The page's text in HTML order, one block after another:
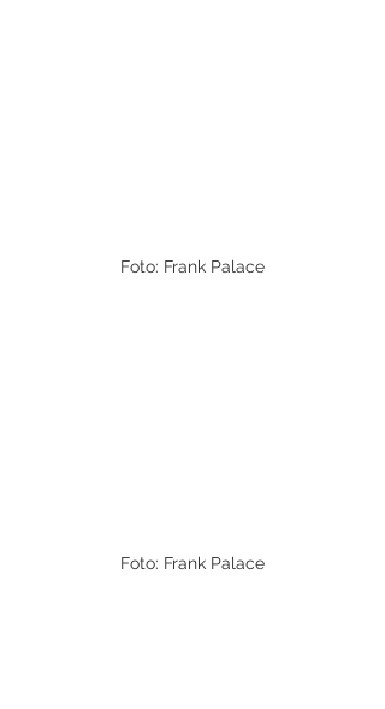
Foto: Frank Palace
Foto: Frank Palace